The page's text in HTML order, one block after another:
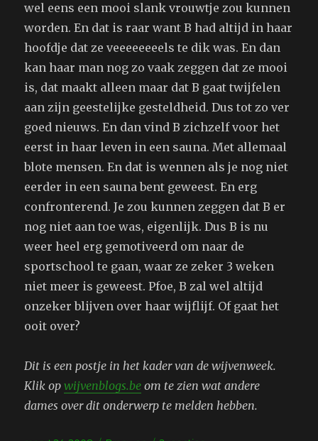
wel eens een mooi slank vrouwtje zou kunnen
worden. En dat is raar want B had altijd in haar
hoofdje dat ze veeeeeeeels te dik was. En dan
kan haar man nog zo vaak zeggen dat ze mooi
is, dat maakt alleen maar dat B gaat twijfelen
aan zijn geestelijke gesteldheid. Dus tot zo ver
goed nieuws. En dan vind B zichzelf voor het
eerst in haar leven in een sauna. Met allemaal
blote mensen. En dat is wennen als je nog niet
eerder in een sauna bent geweest. En erg
confronterend. Je zou kunnen zeggen dat B er
nog niet aan toe was, eigenlijk. Dus B is nu
weer heel erg gemotiveerd om naar de
sportschool te gaan, waar ze zeker 3 weken
niet meer is geweest. Pfoe, B zal wel altijd
onzeker blijven over haar wijflijf. Of gaat het
ooit over?
Dit is een postje in het kader van de wijvenweek.
Klik opwijvenblogs.be om te zien wat andere
dames over dit onderwerp te melden hebben.